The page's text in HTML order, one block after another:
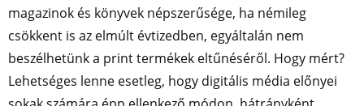
magazinok és könyvek népszerűsége, ha némileg
csökkent is az elmúlt évtizedben, egyáltalán nem
beszélhetünk a print termékek eltűnéséről. Hogy mért?
Lehetséges lenne esetleg, hogy digitális média előnyei